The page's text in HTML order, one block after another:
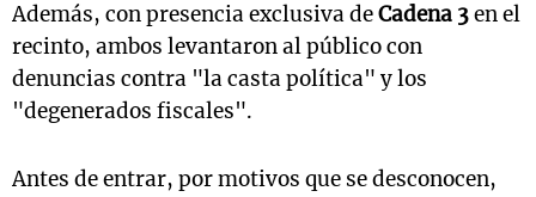
Además, con presencia exclusiva deCadena 3en el
recinto, ambos levantaron al público con
denuncias contra "la casta política" y los
"degenerados fiscales".
Antes de entrar, por motivos que se desconocen,